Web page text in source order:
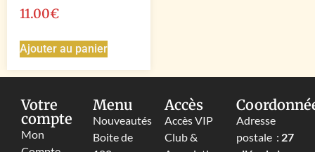
11.00€
Ajouter au panier
Votre
compte
Mon
Menu
Nouveautés
Boite de
Accès
Accès VIP
Club &
Adresse
postale : 27